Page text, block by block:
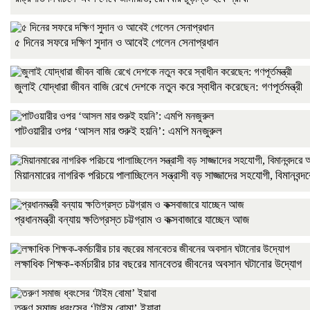
৫ দিনের সফরে দক্ষিণ সুদান ও আবেই গেলেন সেনাপ্রধান
জুলাই যোদ্ধারা জীবন বাজি রেখে দেশকে নতুন করে স্বাধীন করেছেন: গণপূর্তমন্ত্রী
পাটওয়ারীর ওপর ‘আসল মার শুরুই হয়নি’: এমপি মনজুরুল
মিয়ানমারের নাগরিক পরিচয়ে পালাচ্ছিলেন সন্ত্রাসী বড় সাজ্জাদের সহযোগী,
প্রধানমন্ত্রী বন্যায় ক্ষতিগ্রস্ত চট্টগ্রাম ও কক্সবাজারে যাচ্ছেন আজ
লক্ষাধিক শিক্ষক-কর্মচারীর চার বছরের মানবেতর জীবনের অবসান ঘটানোর উদ্যোগ